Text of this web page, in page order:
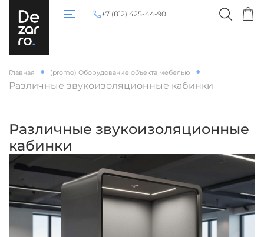
+7 (812) 425-44-90
Главная (promo) Оборудование объекта мебелью
Различные звукоизоляционные кабинки
Различные звукоизоляционные
кабинки